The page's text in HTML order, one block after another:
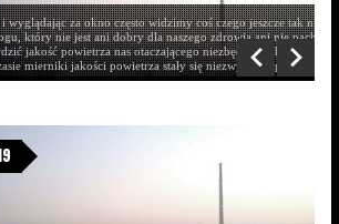
wyglądając za okno często widzimy coś czego jeszcze tak
który nie jest ani dobry dla naszego zdrowia ani nie pachnie
jakość powietrza nas otaczającego niezbędny będzie miernik
mierniki jakości powietrza stały się niezwykle popularne. Za